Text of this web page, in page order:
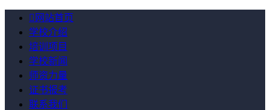
 网站首页
学校介绍
培训项目
学校新闻
师资力量
证书报考
联系我们